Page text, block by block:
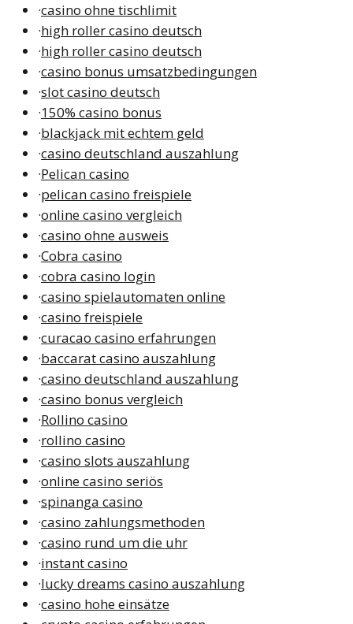
·casino ohne tischlimit
·high roller casino deutsch
·high roller casino deutsch
·casino bonus umsatzbedingungen
·slot casino deutsch
·150% casino bonus
·blackjack mit echtem geld
·casino deutschland auszahlung
·Pelican casino
·pelican casino freispiele
·online casino vergleich
·casino ohne ausweis
·Cobra casino
·cobra casino login
·casino spielautomaten online
·casino freispiele
·curacao casino erfahrungen
·baccarat casino auszahlung
·casino deutschland auszahlung
·casino bonus vergleich
·Rollino casino
·rollino casino
·casino slots auszahlung
·online casino seriös
·spinanga casino
·casino zahlungsmethoden
·casino rund um die uhr
·instant casino
·lucky dreams casino auszahlung
·casino hohe einsätze